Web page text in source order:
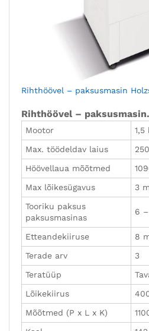
Rihthöövel – paksusmasin
Rihthöövel – paksusmasin.
Mootor
1,5
Max. töödeldav laius
Höövellaua mõõtmed
Max lõikesügavus
3
Tooriku paksus
paksusmasinas
6
Etteandekiiruse
8
Terade arv
3
Teratüüp
Lõikekiirus
Mõõtmed (P x L x K)